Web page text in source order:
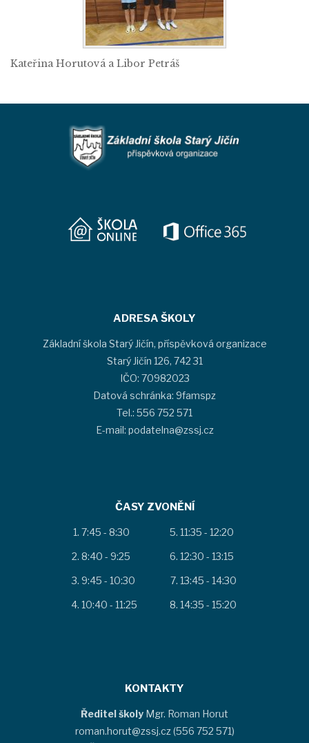
Kateřina Horutová a Libor Petráš
ADRESA ŠKOLY
Základní škola Starý Jičín, příspěvková organizace
Starý Jičín 126, 742 31
IČO: 70982023
Datová schránka: 9famspz
Tel.: 556 752 571
E-mail: podatelna@zssj.cz
ČASY ZVONĚNÍ
7:45 - 8:30
8:40 - 9:25
9:45 - 10:30
10:40 - 11:25
11:35 - 12:20
12:30 - 13:15
13:45 - 14:30
14:35 - 15:20
KONTAKTY
Ředitel školy Mgr. Roman Horut
roman.horut@zssj.cz (556 752 571)